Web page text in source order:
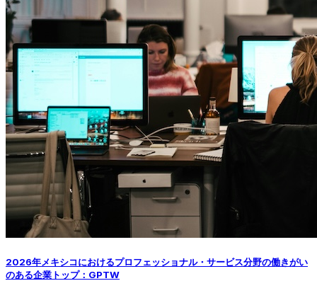
2026年メキシコにおけるプロフェッショナル・サービス分野の働きがい
のある企業トップ：GPTW